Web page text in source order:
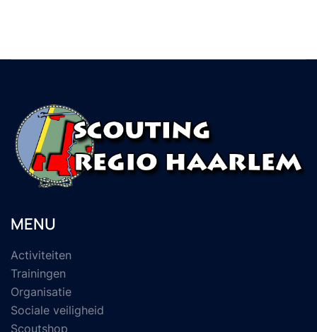
MENU
Activiteiten
Trainingen
Organisatie
Sociale veiligheid
Scoutshop